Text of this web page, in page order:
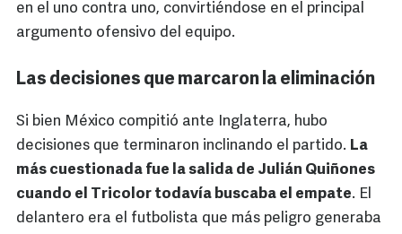
en el uno contra uno, convirtiéndose en el principal
argumento ofensivo del equipo.
Las decisiones que marcaron la eliminación
Si bien México compitió ante Inglaterra, hubo
decisiones que terminaron inclinando el partido. La
más cuestionada fue la salida de Julián Quiñones
cuando el Tricolor todavía buscaba el empate. El
delantero era el futbolista que más peligro generaba